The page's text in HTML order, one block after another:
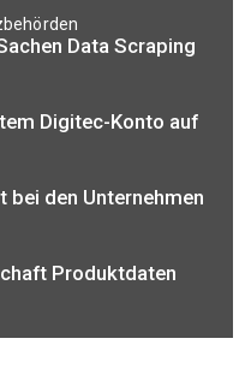
Data Scraping
Digitec-Konto auf
den Unternehmen
Produktdaten